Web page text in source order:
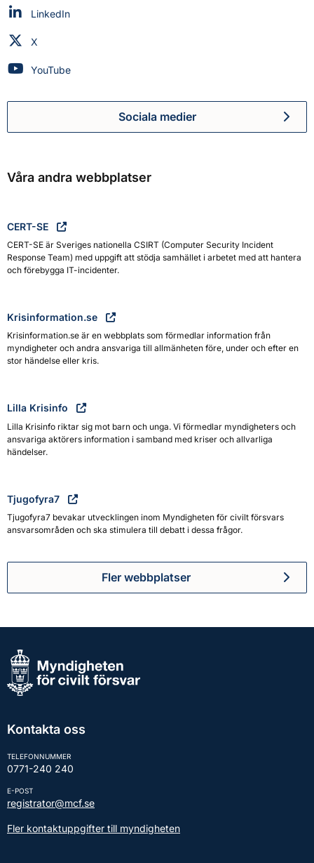
Myndigheten för civilt försvar på
LinkedIn
Myndigheten för civilt försvar på
X
Myndigheten för civilt försvar på
YouTube
Myndigheten för civilt
Sociala medier
Våra andra webbplatser
CERT-SE
CERT-SE är Sveriges nationella CSIRT (Computer Security Incident
Response Team) med uppgift att stödja samhället i arbetet med att hantera
och förebygga IT-incidenter.
Krisinformation.se
Krisinformation.se är en webbplats som förmedlar information från
myndigheter och andra ansvariga till allmänheten före, under och efter en
stor händelse eller kris.
Lilla Krisinfo
Lilla Krisinfo riktar sig mot barn och unga. Vi förmedlar myndigheters och
ansvariga aktörers information i samband med kriser och allvarliga
händelser.
Tjugofyra7
Tjugofyra7 bevakar utvecklingen inom Myndigheten för civilt försvars
ansvarsområden och ska stimulera till debatt i dessa frågor.
Fler webbplatser
Kontakta oss
TELEFONNUMMER
0771-240 240
E-POST
registrator@mcf.se
Fler kontaktuppgifter till myndigheten